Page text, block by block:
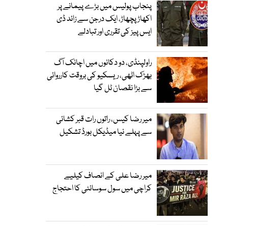
پنجاب پولیس میں بڑے پیمانے پر
اکھاڑ پچھاڑ، ایک درجن سے زائد ڈی
ایس پیز کی تقرری اور تبادلے
راولپنڈی، دو دکانوں میں اچانک آگ
بھڑک اٹھی، ریسکیو کی بروقت کارروائی
سے بڑا نقصان ٹل گیا
میر رضا کیس، راتوں رات قبر کشائی
سے پہلے نیا میڈیکل بورڈ تشکیل
میر رضا علی کے انصاف کیلیے
کراچی میں سول سوسائٹی کا احتجاج